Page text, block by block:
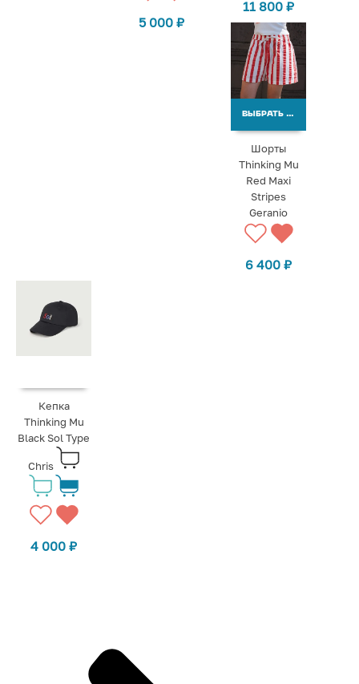
5 000 ₽
11 800₽
ВЫБРАТЬ ВАРИАНТЫ
Шорты
Thinking Mu
Red Maxi
Stripes
Geranio
6 400₽
Кепка
Thinking Mu
Black Sol Type
Chris
4 000₽